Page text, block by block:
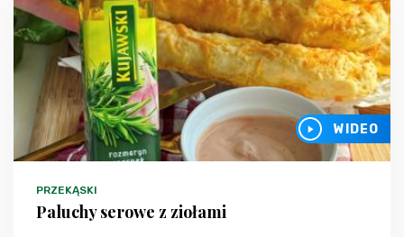
WIDEO
PRZEKĄSKI
Paluchy serowe z ziołami